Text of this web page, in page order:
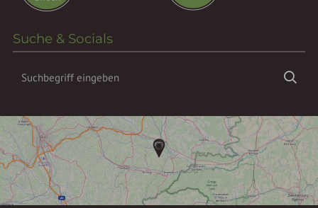
Suche & Socials
Suchbegriff